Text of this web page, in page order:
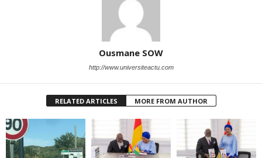
Ousmane SOW
http://www.universiteactu.com
RELATED ARTICLES MORE FROM AUTHOR